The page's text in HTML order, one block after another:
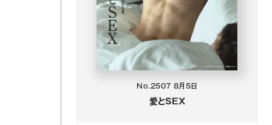
No.2507 8月5日
愛とSEX